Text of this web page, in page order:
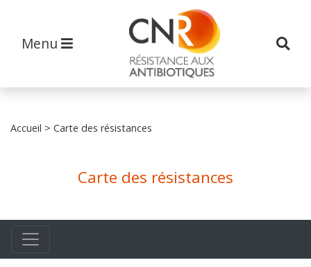
Menu
Accueil > Carte des résistances
Carte des résistances